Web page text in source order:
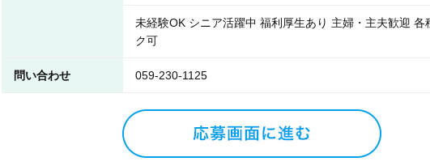
未経験OK シニア活躍中 福利厚生あり 主婦・主夫歓迎
ク可
問い合わせ 059-230-1125